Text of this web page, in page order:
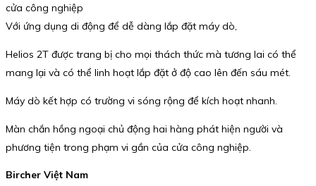
cửa công nghiệp
Với ứng dụng di động để dễ dàng lắp đặt máy dò,
Helios 2T được trang bị cho mọi thách thức mà tương lai có thể
mang lại và có thể linh hoạt lắp đặt ở độ cao lên đến sáu mét.
Máy dò kết hợp có trường vi sóng rộng để kích hoạt nhanh.
Màn chắn hồng ngoại chủ động hai hàng phát hiện người và
phương tiện trong phạm vi gần của cửa công nghiệp.
Bircher Việt Nam